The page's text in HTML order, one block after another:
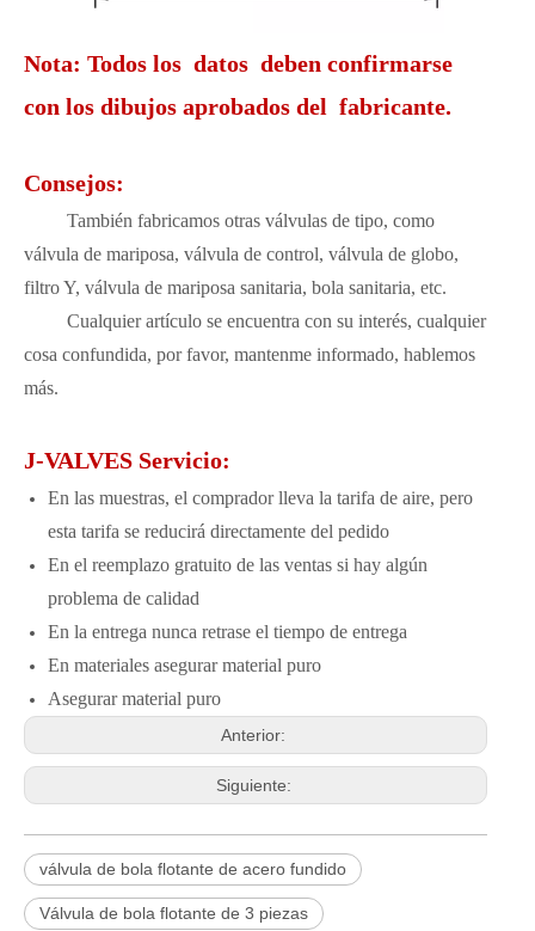
Nota: Todos los datos deben confirmarse
con los dibujos aprobados del fabricante.
Consejos:
También fabricamos otras válvulas de tipo, como
válvula de mariposa, válvula de control, válvula de globo,
filtro Y, válvula de mariposa sanitaria, bola sanitaria, etc.
Cualquier artículo se encuentra con su interés, cualquier
cosa confundida, por favor, mantenme informado, hablemos
más.
J-VALVES Servicio:
En las muestras, el comprador lleva la tarifa de aire, pero
esta tarifa se reducirá directamente del pedido
En el reemplazo gratuito de las ventas si hay algún
problema de calidad
En la entrega nunca retrase el tiempo de entrega
En materiales asegurar material puro
Asegurar material puro
Anterior:
Siguiente:
válvula de bola flotante de acero fundido
Válvula de bola flotante de 3 piezas